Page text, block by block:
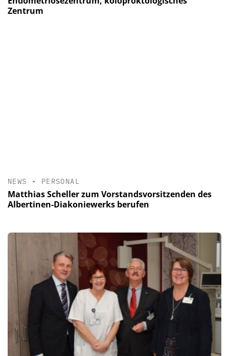
Zentrum
NEWS • PERSONAL
Matthias Scheller zum Vorstandsvorsitzenden des
Albertinen-Diakoniewerks berufen